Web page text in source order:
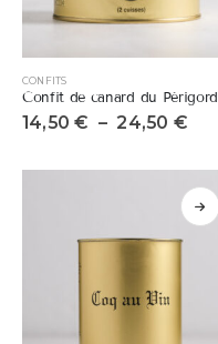
CONFITS
Confit de canard du Périgord
14,50€ – 24,50 €